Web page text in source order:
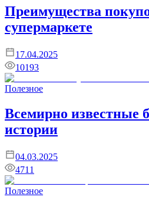
Преимущества
супермаркете
17.04.2025
10193
Полезное
Всемирно известные
истории
04.03.2025
4711
Полезное